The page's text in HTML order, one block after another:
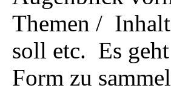
Themen /
soll etc. Es
Form zu